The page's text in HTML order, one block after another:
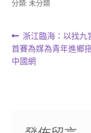
分類: 未分類
文
章
上
一
篇
浙江臨海：以找九
首賽為媒為青年進鄉搭
中國網